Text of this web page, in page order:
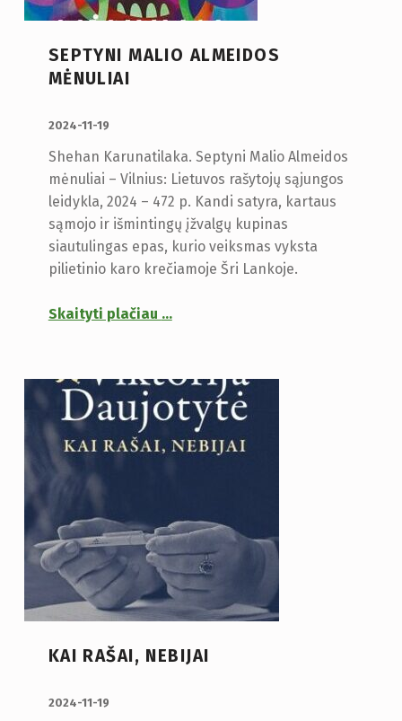
SEPTYNI MALIO ALMEIDOS
MĖNULIAI
2024-11-19
Shehan Karunatilaka. Septyni Malio Almeidos
mėnuliai – Vilnius: Lietuvos rašytojų sąjungos
leidykla, 2024 – 472 p. Kandi satyra, kartaus
sąmojo ir išmintingų įžvalgų kupinas
siautulingas epas, kurio veiksmas vyksta
pilietinio karo krečiamoje Šri Lankoje.
Skaityti plačiau …
KAI RAŠAI, NEBIJAI
2024-11-19